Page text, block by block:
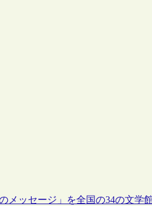
メッセージ」を全国の34の文学